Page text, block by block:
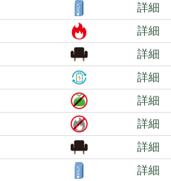
詳細
詳細
詳細
詳細
詳細
詳細
詳細
詳細